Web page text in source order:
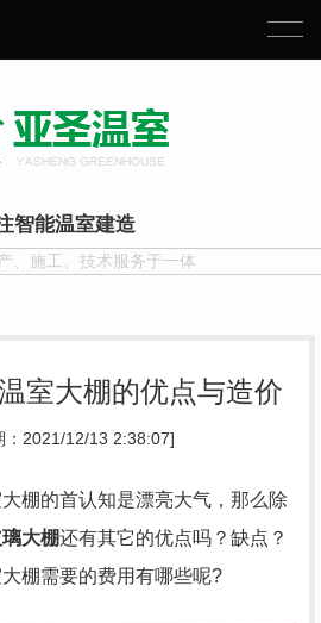
智能温室建造
、施工、技术服务于一体
室大棚的优点与造价
：2021/12/13 2:38:07]
的首认知是漂亮大气，那么除
大棚还有其它的优点吗？缺点？
棚需要的费用有哪些呢?